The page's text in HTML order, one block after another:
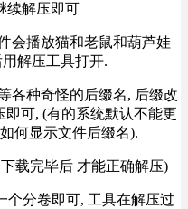
续解压即可
会播放猫和老鼠和葫芦娃
解压工具打开.
各种奇怪的后缀名, 后缀改
即可, (有的系统默认不能更
何显示文件后缀名).
载完毕后 才能正确解压)
个分卷即可, 工具在解压过